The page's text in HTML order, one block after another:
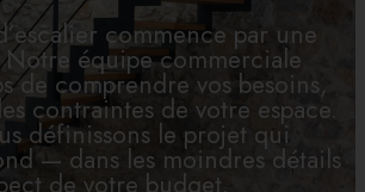
commence par une
équipe commerciale
de comprendre vos besoins,
contraintes de votre espace.
définissons le projet qui
— dans les moindres détails